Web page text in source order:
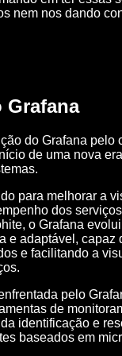
nem nos dando
Grafana
do Grafana pelo
de uma nova
para melhorar a
dos
o Grafana
e adaptável, capaz
e facilitando a
pelo
de
identificação e
baseados em